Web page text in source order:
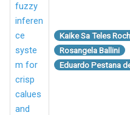
fuzzy
inferen
ce
syste
m for
crisp
calues
and
Kaike Sa Teles
Rosangela Ballini
Eduardo Pestana